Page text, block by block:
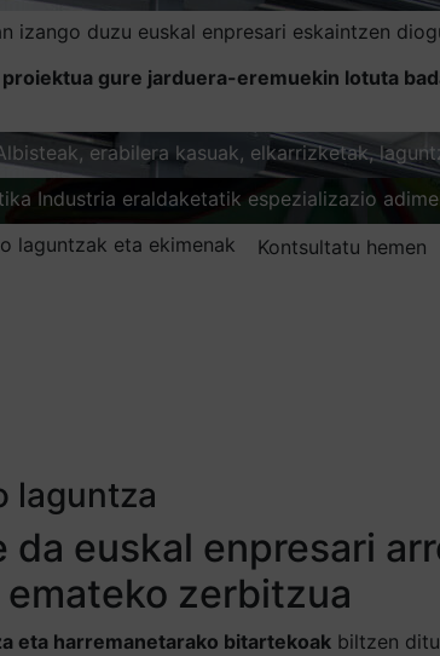
izango duzu euskal enpresari eskaintzen
gure jarduera-eremuekin lotuta
erabilera kasuak, elkarrizketak,
Industria eraldaketatik espezializazio
laguntzak eta ekimenak
Kontsultatu hemen
laguntza
da euskal enpresari
zerbitzua
eta harremanetarako bitartekoak biltzen